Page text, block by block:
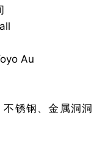
Au​
锈钢、金属洞洞